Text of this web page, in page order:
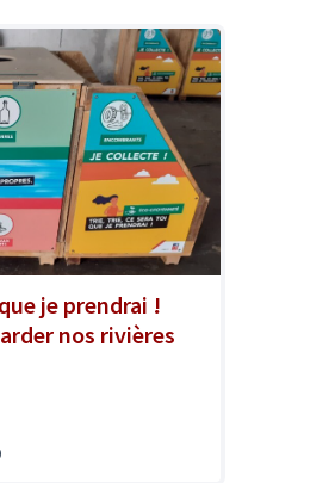
je prendrai !
nos rivières